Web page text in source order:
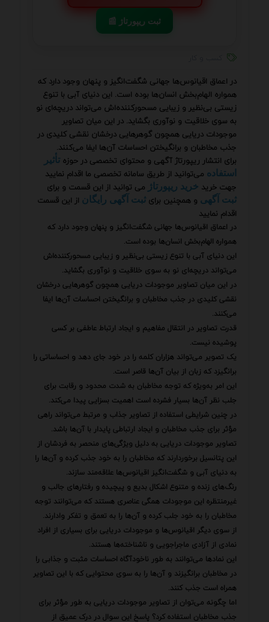
📰 ثبت ریپورتاژ
در اعماق اقیانوس‌ها جهانی شگفت‌انگیز و پنهان وجود دارد که
همواره الهام‌بخش انسان‌ها بوده است. این دنیای آبی با تنوع
زیستی بی‌نظیر و زیبایی مسحورکننده‌اش می‌تواند دریچه‌ای نو
به سوی خلاقیت و نوآوری بگشاید. در این میان تصاویر
موجودات دریایی همچون گوهرهایی درخشان نقشی کلیدی در
جذب مخاطبان و برانگیختن احساسات آن‌ها ایفا می‌کنند.
برای انتشار ریپورتاژ آگهی و محتوای تخصصی در حوزه تأثیر
استفاده می‌توانید از طریق سامانه تخصصی ما اقدام نمایید
جهت خرید خرید ریپورتاژ می توانید از این قسمت و برای
ثبت آگهی و همچنین برای ثبت آگهی رایگان از این قسمت
اقدام نمایید
در اعماق اقیانوس‌ها جهانی شگفت‌انگیز و پنهان وجود دارد که
همواره الهام‌بخش انسان‌ها بوده است.
این دنیای آبی با تنوع زیستی بی‌نظیر و زیبایی مسحورکننده‌اش
می‌تواند دریچه‌ای نو به سوی خلاقیت و نوآوری بگشاید.
در این میان تصاویر موجودات دریایی همچون گوهرهایی درخشان
نقشی کلیدی در جذب مخاطبان و برانگیختن احساسات آن‌ها ایفا
می‌کنند.
قدرت تصاویر در انتقال مفاهیم و ایجاد ارتباط عاطفی بر کسی
پوشیده نیست.
یک تصویر می‌تواند هزاران کلمه را در خود جای دهد و احساساتی را
برانگیزد که زبان از بیان آن‌ها قاصر است.
این امر به‌ویژه که توجه مخاطبان به شدت محدود و رقابت برای
جلب نظر آن‌ها بسیار فشرده است اهمیت بسزایی پیدا می‌کند.
در چنین شرایطی استفاده از تصاویر جذاب و مرتبط می‌تواند راهی
مؤثر برای جذب مخاطبان و ایجاد ارتباطی پایدار با آن‌ها باشد.
تصاویر موجودات دریایی به دلیل ویژگی‌های منحصر به فردشان از
این پتانسیل برخوردارند که مخاطبان را به خود جذب کرده و آن‌ها را
به دنیای آبی و شگفت‌انگیز اقیانوس‌ها علاقه‌مند سازند.
رنگ‌های زنده و متنوع اشکال بدیع و پیچیده و رفتارهای جالب و
غیرمنتظره این موجودات همگی عناصری هستند که می‌توانند توجه
مخاطبان را به خود جلب کرده و آن‌ها را به تعمق و تفکر وادارند.
از سوی دیگر اقیانوس‌ها و موجودات دریایی برای بسیاری از افراد
نمادی از آزادی ماجراجویی و ناشناخته‌ها هستند.
این نمادها می‌توانند به طور ناخودآگاه احساسات مثبت و جذابی را
در مخاطبان برانگیزند و آن‌ها را به سوی محتوایی که با این تصاویر
همراه است جذب کنند.
اما چگونه می‌توان از تصاویر موجودات دریایی به طور مؤثر برای
جذب مخاطبان استفاده کرد؟ پاسخ این سوال در درک عمیق از